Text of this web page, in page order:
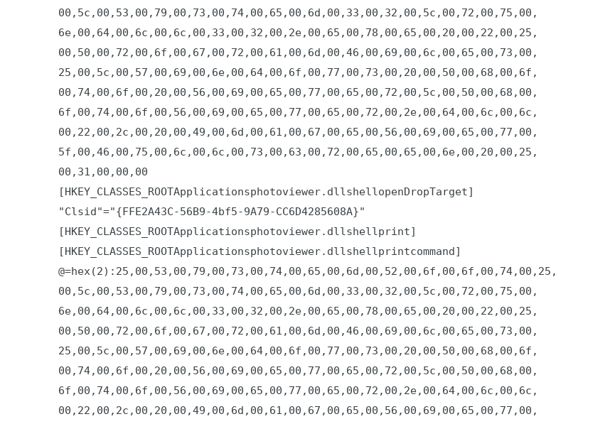
00,5c,00,53,00,79,00,73,00,74,00,65,00,6d,00,33,00,32,00,5c,00,72,00,75,00,
6e,00,64,00,6c,00,6c,00,33,00,32,00,2e,00,65,00,78,00,65,00,20,00,22,00,25,
00,50,00,72,00,6f,00,67,00,72,00,61,00,6d,00,46,00,69,00,6c,00,65,00,73,00,
25,00,5c,00,57,00,69,00,6e,00,64,00,6f,00,77,00,73,00,20,00,50,00,68,00,6f,
00,74,00,6f,00,20,00,56,00,69,00,65,00,77,00,65,00,72,00,5c,00,50,00,68,00,
6f,00,74,00,6f,00,56,00,69,00,65,00,77,00,65,00,72,00,2e,00,64,00,6c,00,6c,
00,22,00,2c,00,20,00,49,00,6d,00,61,00,67,00,65,00,56,00,69,00,65,00,77,00,
5f,00,46,00,75,00,6c,00,6c,00,73,00,63,00,72,00,65,00,65,00,6e,00,20,00,25,
00,31,00,00,00
[HKEY_CLASSES_ROOTApplicationsphotoviewer.dllshellopenDropTarget]
"Clsid"="{FFE2A43C-56B9-4bf5-9A79-CC6D4285608A}"
[HKEY_CLASSES_ROOTApplicationsphotoviewer.dllshellprint]
[HKEY_CLASSES_ROOTApplicationsphotoviewer.dllshellprintcommand]
@=hex(2):25,00,53,00,79,00,73,00,74,00,65,00,6d,00,52,00,6f,00,6f,00,74,00,25,
00,5c,00,53,00,79,00,73,00,74,00,65,00,6d,00,33,00,32,00,5c,00,72,00,75,00,
6e,00,64,00,6c,00,6c,00,33,00,32,00,2e,00,65,00,78,00,65,00,20,00,22,00,25,
00,50,00,72,00,6f,00,67,00,72,00,61,00,6d,00,46,00,69,00,6c,00,65,00,73,00,
25,00,5c,00,57,00,69,00,6e,00,64,00,6f,00,77,00,73,00,20,00,50,00,68,00,6f,
00,74,00,6f,00,20,00,56,00,69,00,65,00,77,00,65,00,72,00,5c,00,50,00,68,00,
6f,00,74,00,6f,00,56,00,69,00,65,00,77,00,65,00,72,00,2e,00,64,00,6c,00,6c,
00,22,00,2c,00,20,00,49,00,6d,00,61,00,67,00,65,00,56,00,69,00,65,00,77,00,